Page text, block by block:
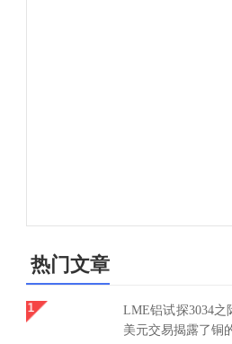
热门文章
LME铝试探3034之
美元交易揭露了铜